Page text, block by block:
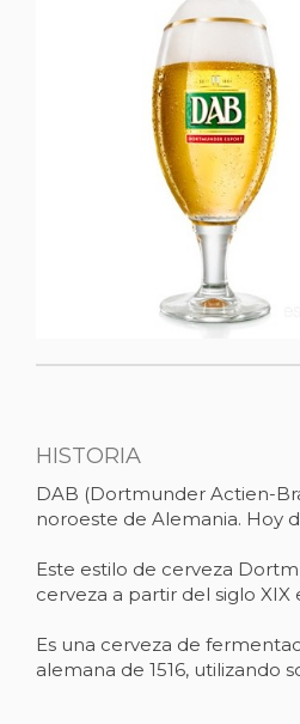
HISTORIA
DAB (Dortmunder Actien-
noroeste de Alemania. Hoy
Este estilo de cerveza
cerveza a partir del siglo XIX
Es una cerveza de
alemana de 1516, utilizando